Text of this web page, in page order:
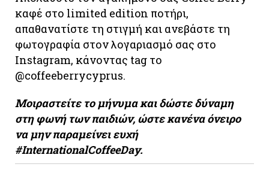
καφέ στο limited edition ποτήρι,
απαθανατίστε τη στιγμή και ανεβάστε τη
φωτογραφία στον λογαριασμό σας στο
Ιnstagram, κάνοντας tag το
@coffeeberrycyprus.
Μοιραστείτε το μήνυμα και δώστε δύναμη
στη φωνή των παιδιών, ώστε κανένα όνειρο
να μην παραμείνει ευχή
#ΙnternationalCoffeeDay.